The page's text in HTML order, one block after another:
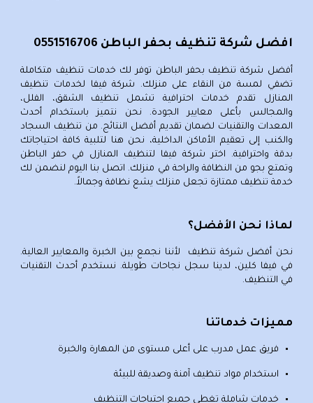
افضل شركة تنظيف بحفر الباطن 0551516706
أفضل شركة تنظيف بحفر الباطن توفر لك خدمات تنظيف متكاملة
تضفي لمسة من النقاء على منزلك. شركة فيفا لخدمات
تنظيف
المنازل
تقدم خدمات احترافية تشمل تنظيف الشقق، الفلل،
والمجالس
بأعلى معايير الجودة. نحن نتميز باستخدام أحدث
المعدات والتقنيات لضمان تقديم أفضل النتائج. من تنظيف السجاد
والكنب إلى تعقيم الأماكن الداخلية، نحن هنا لتلبية كافة احتياجاتك
بدقة واحترافية. اختر شركة فيفا لتنظيف المنازل في حفر الباطن
وتمتع بجو من النظافة والراحة في منزلك. اتصل بنا اليوم لنضمن لك
خدمة تنظيف ممتازة تجعل منزلك يشع نظافة وجمالاً.
لماذا نحن الأفضل؟
نحن أفضل شركة تنظيف لأننا نجمع بين الخبرة والمعايير العالية.
في فيفا كلين، لدينا سجل نجاحات طويلة. نستخدم أحدث التقنيات
في التنظيف.
مميزات خدماتنا
فريق عمل مدرب على أعلى مستوى من المهارة والخبرة
استخدام مواد تنظيف آمنة وصديقة للبيئة
خدمات شاملة تغطي جميع احتياجات التنظيف